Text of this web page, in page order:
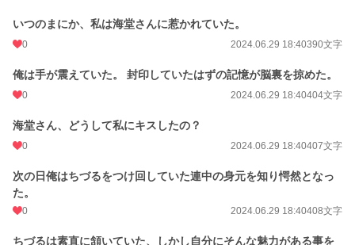
いつのまにか、私は海堂さんに惹かれていた。
0 2024.06.29 18:40390文字
俺は手が震えていた。 封印していたはずの記憶が脳裏を掠めた。
0 2024.06.29 18:40404文字
海堂さん、どうして私にキスしたの？
0 2024.06.29 18:40407文字
次の日俺はちづるをつけ回していた連中の身元を知り愕然となっ
た。
0 2024.06.29 18:40408文字
ちづるは素直に頷いていた、しかし自分にそんな魅力がある事を